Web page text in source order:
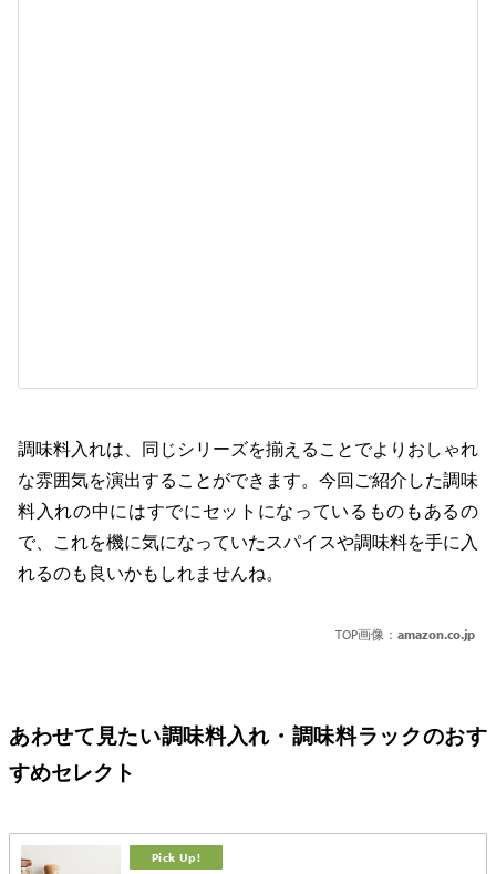
調味料入れは、同じシリーズを揃えることでよりおしゃれ
な雰囲気を演出することができます。今回ご紹介した調味
料入れの中にはすでにセットになっているものもあるの
で、これを機に気になっていたスパイスや調味料を手に入
れるのも良いかもしれませんね。
TOP画像： amazon.co.jp
あわせて見たい調味料入れ・調味料ラックのおす
すめセレクト